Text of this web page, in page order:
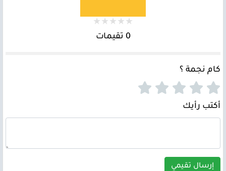
0 تقيمات
كام نجمة ؟
أكتب رأيك
إرسال تقيمي